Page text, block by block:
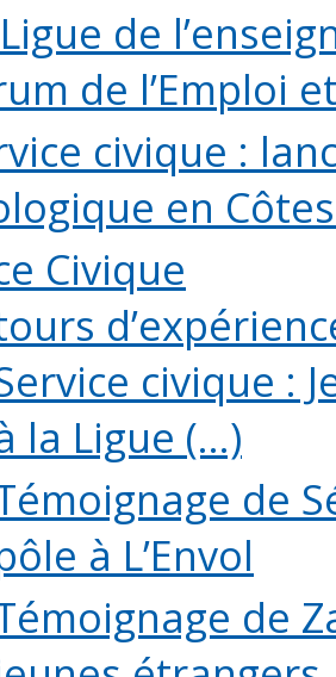
de
de l’Emploi
civique :
en
Civique
civique :
la Ligue (...)
de
à L’Envol
de